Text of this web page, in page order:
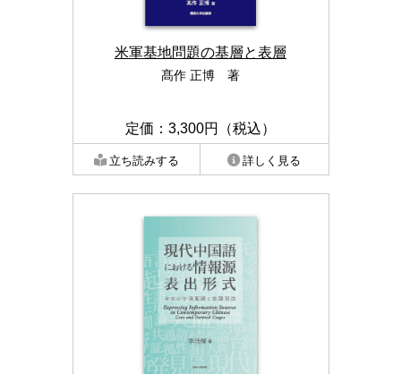
米軍基地問題の基層と表層
髙作 正博 著
定価：3,300円（税込）
立ち読みする 詳しく見る